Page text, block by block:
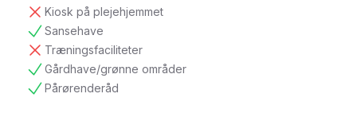
Kiosk på plejehjemmet
ikke tilgængelig
Sansehave
tilgængelig
Træningsfaciliteter
ikke tilgængelig
Gårdhave/grønne områder
tilgængelig
Pårørenderåd
tilgængelig